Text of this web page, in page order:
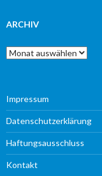
ARCHIV
Archiv
Impressum
Datenschutzerklärung
Haftungsausschluss
Kontakt